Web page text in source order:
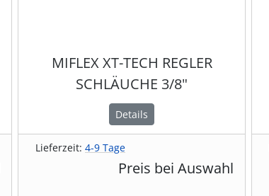
MIFLEX XT-TECH REGLER
SCHLÄUCHE 3/8"
Details
Lieferzeit: 4-9 Tage
Preis bei Auswahl